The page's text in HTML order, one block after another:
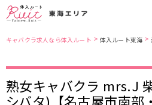
キャバクラ求人なら体入ルート > 体入ルート東海 >
熟女キャバクラ mrs.J
シバタ)【名古屋市南部
愛知県
名古屋市営地下鉄東山線